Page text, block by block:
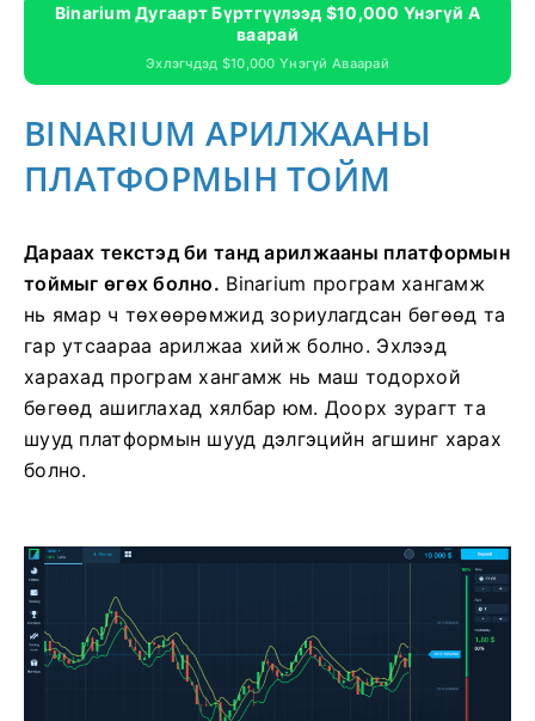
Binarium Дугаарт Бүртгүүлээд $10,000 Үнэгүй А
Ваарай
Эхлэгчдэд $10,000 Үнэгүй Аваарай
BINARIUM АРИЛЖААНЫ
ПЛАТФОРМЫН ТОЙМ
Дараах текстэд би танд арилжааны платформын
тоймыг өгөх болно. Binarium програм хангамж
нь ямар ч төхөөрөмжид зориулагдсан бөгөөд та
гар утсаараа арилжаа хийж болно. Эхлээд
харахад програм хангамж нь маш тодорхой
бөгөөд ашиглахад хялбар юм. Доорх зурагт та
шууд платформын шууд дэлгэцийн агшинг харах
болно.